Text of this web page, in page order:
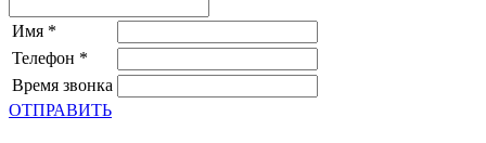
Имя *
Телефон *
Время звонка
ОТПРАВИТЬ